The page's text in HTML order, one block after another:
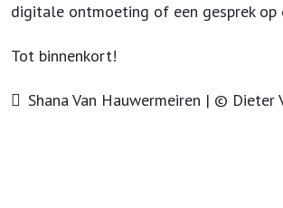
digitale ontmoeting of een gesprek op
Tot binnenkort!
Shana Van Hauwermeiren | © Dieter